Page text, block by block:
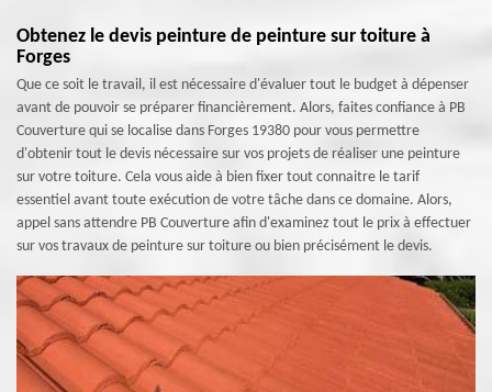
Obtenez le devis peinture de peinture sur toiture à
Forges
Que ce soit le travail, il est nécessaire d'évaluer tout le budget à dépenser
avant de pouvoir se préparer financièrement. Alors, faites confiance à PB
Couverture qui se localise dans Forges 19380 pour vous permettre
d'obtenir tout le devis nécessaire sur vos projets de réaliser une peinture
sur votre toiture. Cela vous aide à bien fixer tout connaitre le tarif
essentiel avant toute exécution de votre tâche dans ce domaine. Alors,
appel sans attendre PB Couverture afin d'examinez tout le prix à effectuer
sur vos travaux de peinture sur toiture ou bien précisément le devis.